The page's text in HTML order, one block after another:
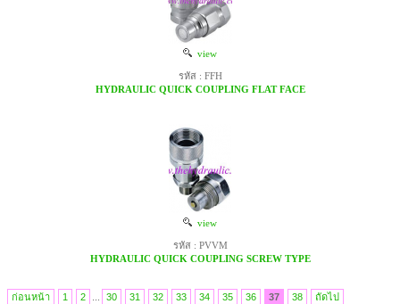
view
รหัส : FFH
HYDRAULIC QUICK COUPLING FLAT FACE
view
รหัส : PVVM
HYDRAULIC QUICK COUPLING SCREW TYPE
ก่อนหน้า 1 2 30 31 32 33 34 35 36 37 38 ถัดไป